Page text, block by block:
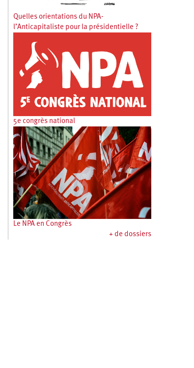
Quelles orientations du NPA-
l’Anticapitaliste pour la présidentielle ?
5e congrès national
Le NPA en Congrès
+ de dossiers